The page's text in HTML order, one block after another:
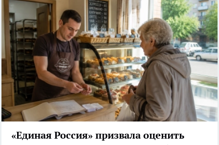
«Единая Россия» призвала оценить